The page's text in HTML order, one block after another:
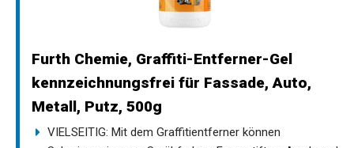
Furth Chemie, Graffiti-Entferner-Gel
kennzeichnungsfrei für Fassade, Auto,
Metall, Putz, 500g
VIELSEITIG: Mit dem Graffitientferner können